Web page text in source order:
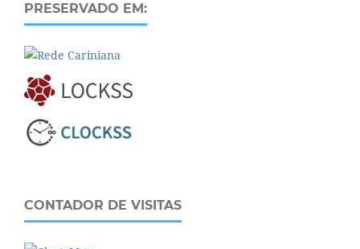
PRESERVADO EM:
CONTADOR DE VISITAS